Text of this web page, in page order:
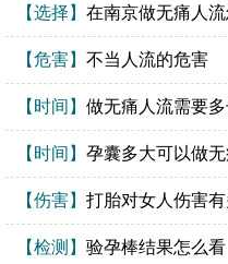
【选择】 在南京做无痛人
【危害】 不当人流的危害
【时间】 做无痛人流需要
【时间】 孕囊多大可以做
【伤害】 打胎对女人伤害
【检测】 验孕棒结果怎么看